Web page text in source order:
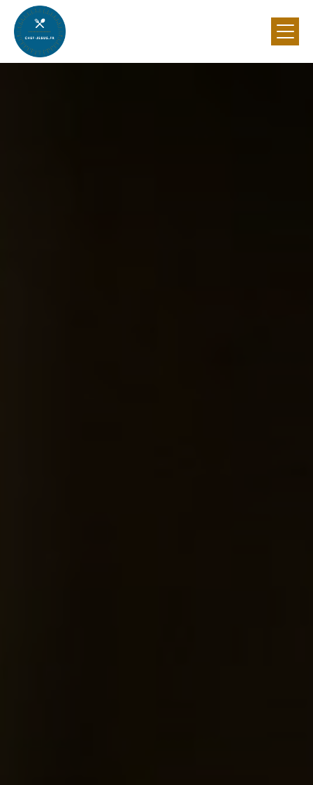
Panneau de gestion des cookies